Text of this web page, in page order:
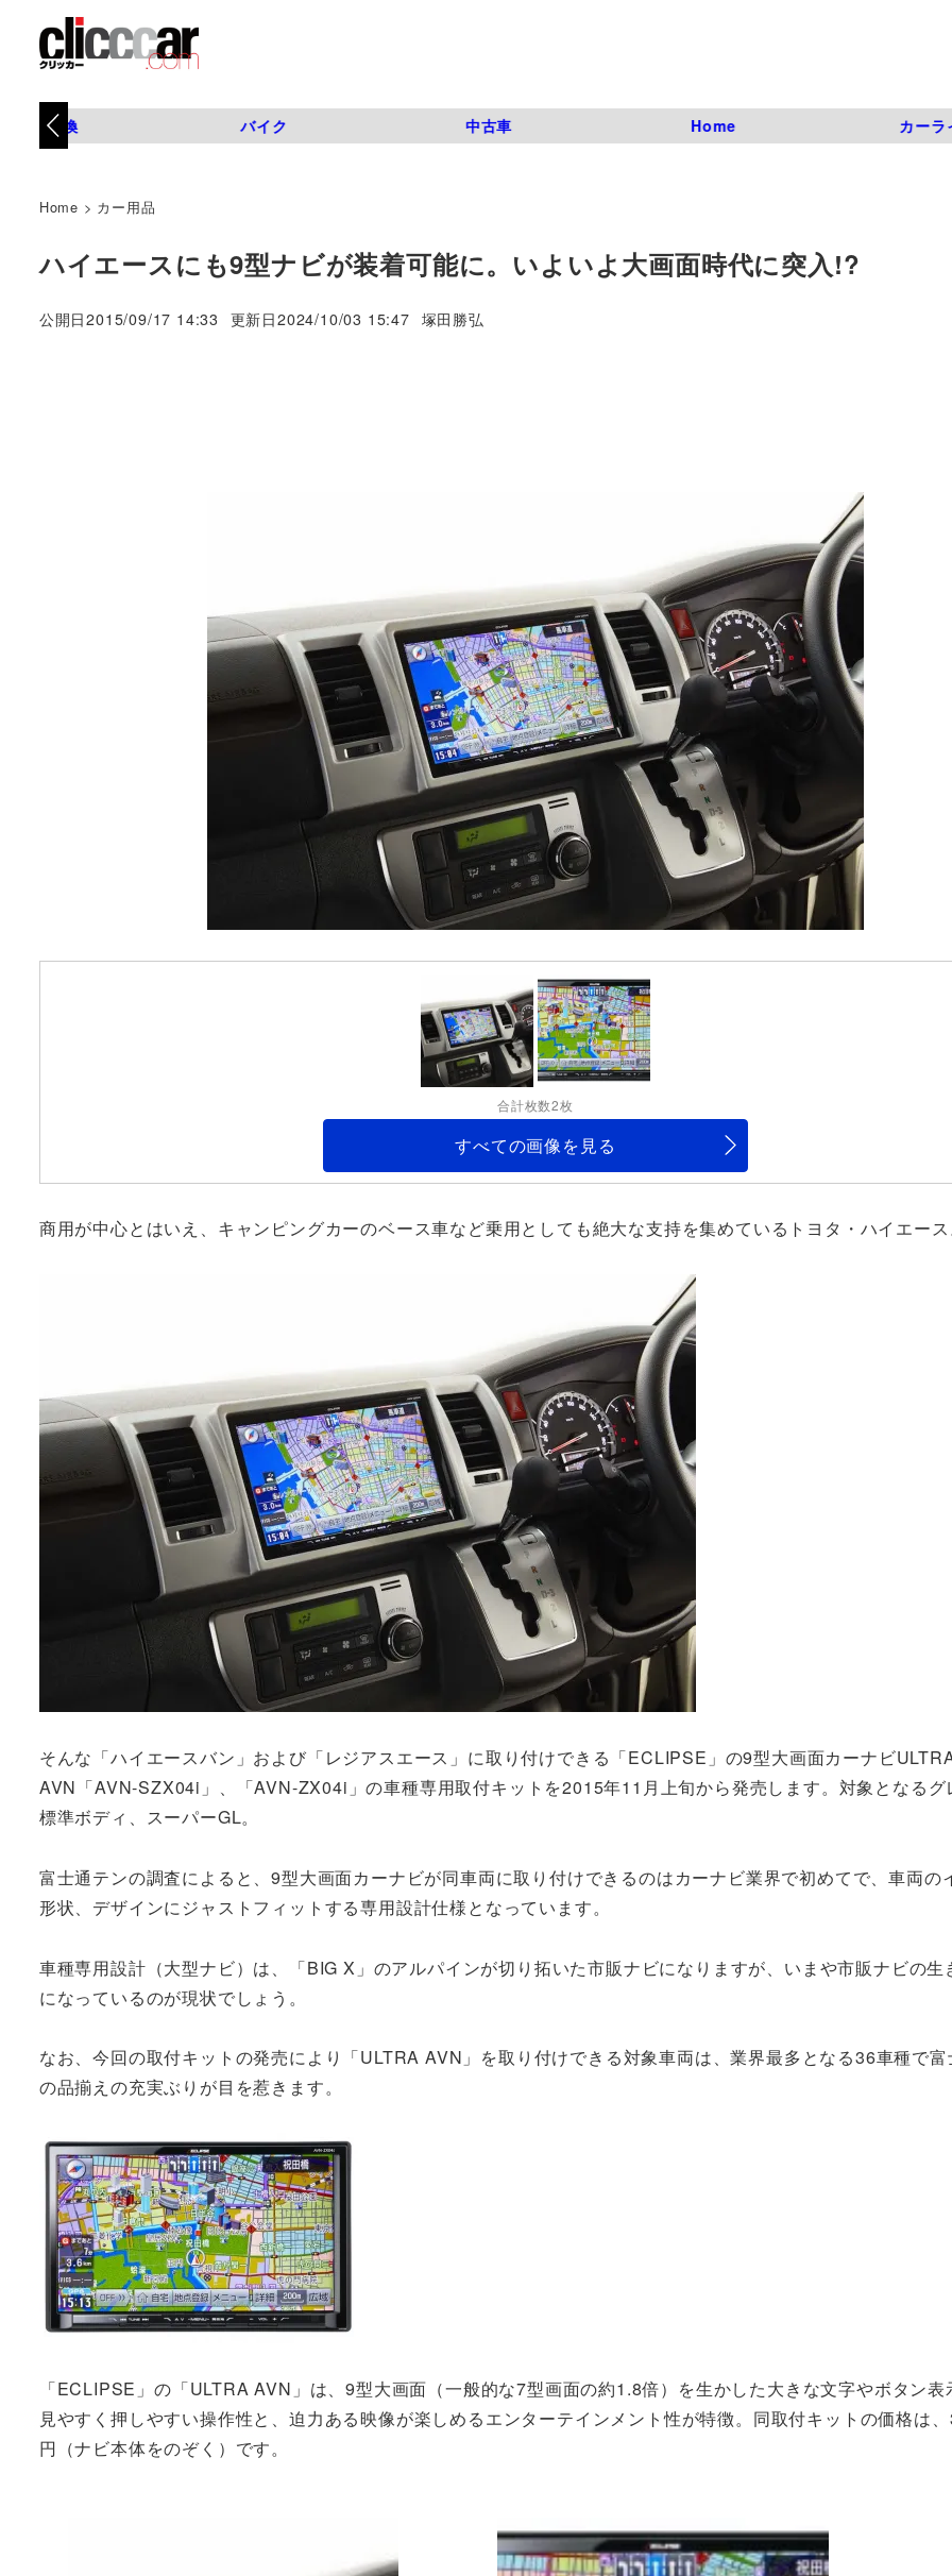
タイヤ交換 バイク 中古車 Home カーラ
Home > カー用品
ハイエースにも9型ナビが装着可能に。いよいよ大画面時代に突入!?
公開日2015/09/17 14:33 更新日2024/10/03 15:47 著
塚田勝弘
合計枚数2枚
すべての画像を見る
商用が中心とはいえ、キャンピングカーのベース車など乗用としても絶大な支持を集めているトヨタ・ハイエー
そんな「ハイエースバン」および「レジアスエース」に取り付けできる「ECLIPSE」の9型大画面カーナビ
AVN「AVN-SZX04i」、「AVN-ZX04i」の車種専用取付キットを2015年11月上旬から発売します。対象となるグ
標準ボディ、スーパーGL。
富士通テンの調査によると、9型大画面カーナビが同車両に取り付けできるのはカーナビ業界で初めてで、車両の
形状、デザインにジャストフィットする専用設計仕様となっています。
車種専用設計（大型ナビ）は、「BIG X」のアルパインが切り拓いた市販ナビになりますが、いまや市販ナビの生
になっているのが現状でしょう。
なお、今回の取付キットの発売により「ULTRA AVN」を取り付けできる対象車両は、業界最多となる36車種で
の品揃えの充実ぶりが目を惹きます。
「ECLIPSE」の「ULTRA AVN」は、9型大画面（一般的な7型画面の約1.8倍）を生かした大きな文字やボタン表
見やすく押しやすい操作性と、迫力ある映像が楽しめるエンターテインメント性が特徴。同取付キットの価格は
円（ナビ本体をのぞく）です。